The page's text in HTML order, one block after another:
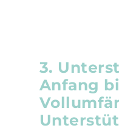
3.
Anfang